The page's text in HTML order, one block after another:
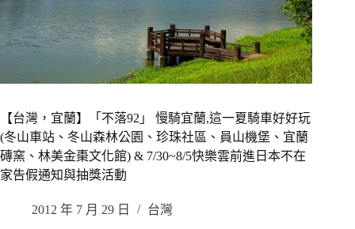
【台灣，宜蘭】「不落92」 慢騎宜蘭,這一夏騎車好好玩
(冬山車站、冬山森林公園、珍珠社區、員山機堡、宜蘭
磚窯、林美金棗文化館) & 7/30~8/5快樂雲前進日本不在
家告假通知與抽獎活動
2012 年 7 月 29 日 台灣